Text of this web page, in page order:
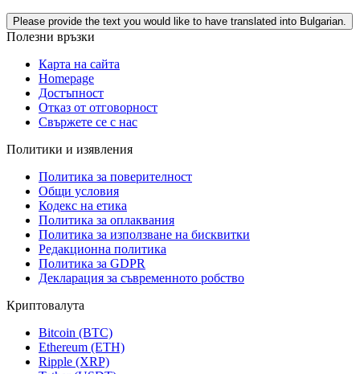
Please provide the text you would like to have translated into Bulgarian.
Полезни връзки
Карта на сайта
Homepage
Достъпност
Отказ от отговорност
Свържете се с нас
Политики и изявления
Политика за поверителност
Общи условия
Кодекс на етика
Политика за оплаквания
Политика за използване на бисквитки
Редакционна политика
Политика за GDPR
Декларация за съвременното робство
Криптовалута
Bitcoin (BTC)
Ethereum (ETH)
Ripple (XRP)